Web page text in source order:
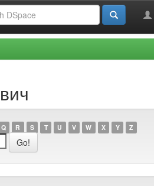
Q R S T U V W X Y Z